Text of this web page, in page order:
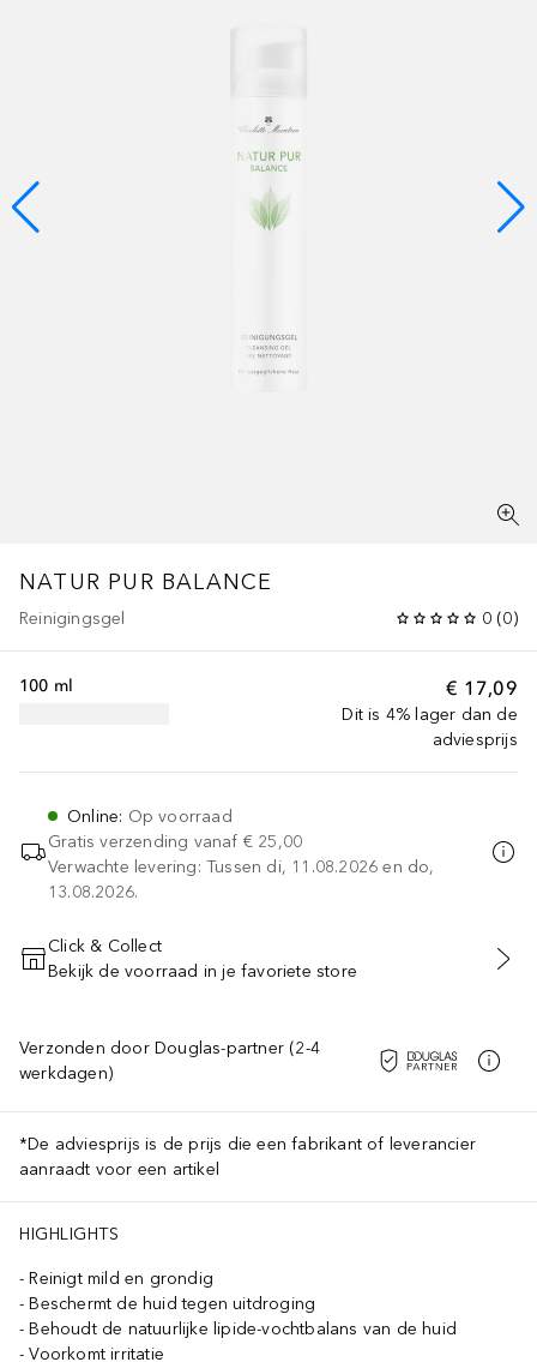
NATUR PUR BALANCE
Reinigingsgel 0 (0)
€ 17,09
Dit is 4% lager dan de
adviesprijs
100 ml
Online: Op voorraad
Gratis verzending vanaf € 25,00
Verwachte levering: Tussen di, 11.08.2026 en do,
13.08.2026.
VOEG TOE AAN WINKELMANDJE
Click & Collect
Bekijk de voorraad in je favoriete store
Verzonden door Douglas-partner (2-4
werkdagen)
*De adviesprijs is de prijs die een fabrikant of leverancier
aanraadt voor een artikel
HIGHLIGHTS
Reinigt mild en grondig
Beschermt de huid tegen uitdroging
Behoudt de natuurlijke lipide-vochtbalans van de huid
Voorkomt irritatie